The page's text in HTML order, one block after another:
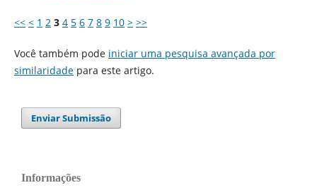
<< < 1 2 3 4 5 6 7 8 9 10 > >>
Você também pode iniciar uma pesquisa avançada por
similaridadepara este artigo.
Enviar Submissão
Informações